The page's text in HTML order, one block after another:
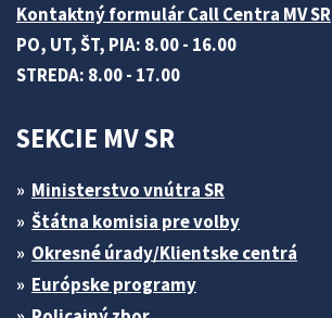
Kontaktný formulár Call Centra MV SR
PO, UT, ŠT, PIA: 8.00 - 16.00
STREDA: 8.00 - 17.00
SEKCIE MV SR
Ministerstvo vnútra SR
Štátna komisia pre volby
Okresné úrady/Klientske centrá
Európske programy